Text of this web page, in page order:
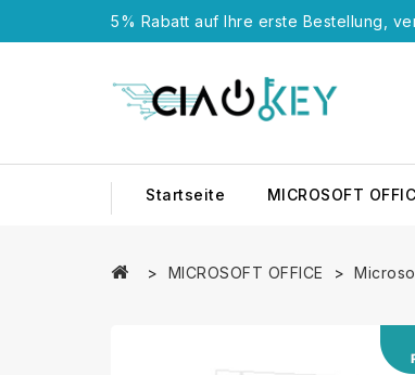
5% Rabatt auf Ihre erste Bestellung,
Startseite MICROSOFT
MICROSOFT OFFICE